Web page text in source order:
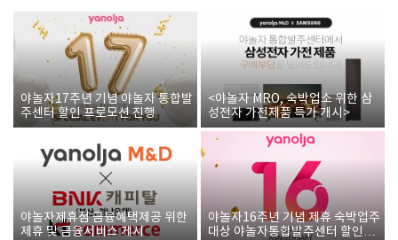
야놀자17주년 기념 야놀자 통합발
주센터 할인 프로모션 진행
<야놀자 MRO, 숙박업소 위한 삼
성전자 가전제품 특가 개시>
야놀자제휴점 금융혜택제공 위한
제휴 및 금융서비스 게시
야놀자16주년 기념 제휴 숙박업주
대상 야놀자통합발주센터 할인쿠